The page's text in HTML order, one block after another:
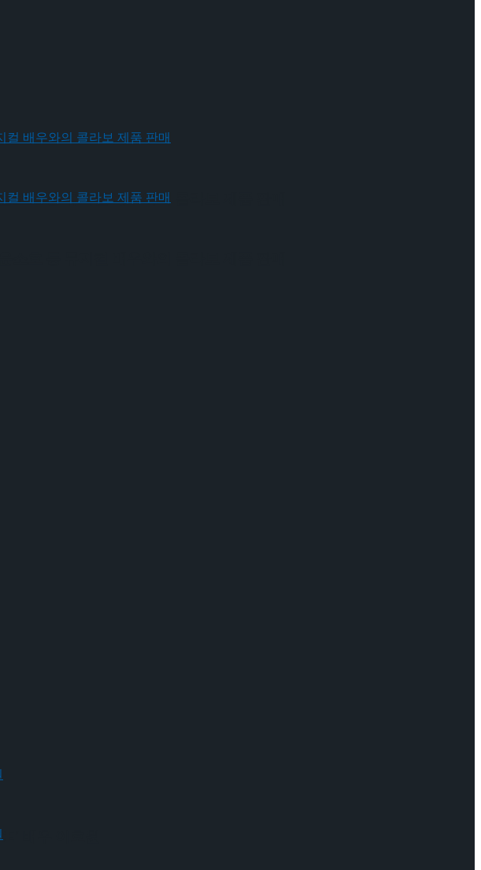
소호 등 뮤지컬 배우와의 콜라보 제품 판매
배우 이호원
소호 등 뮤지컬 배우와의 콜라보 제품 판매